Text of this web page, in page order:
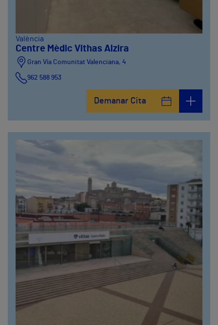
València
Centre Mèdic Vithas Alzira
Gran Vía Comunitat Valenciana, 4
962 588 953
Demanar Cita